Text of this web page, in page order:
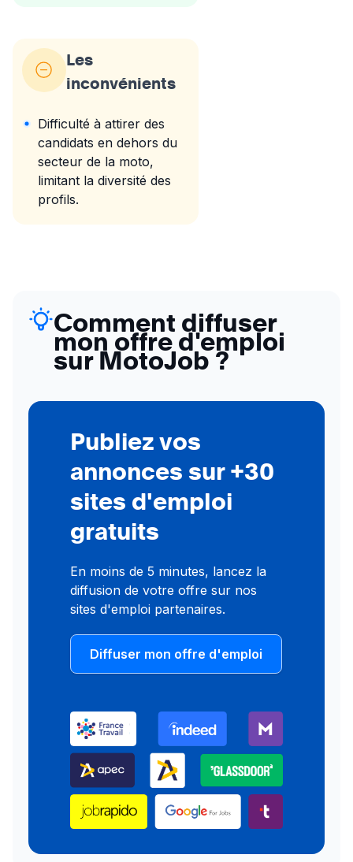
Les
inconvénients
Difficulté à attirer des
candidats en dehors du
secteur de la moto,
limitant la diversité des
profils.
Comment diffuser
mon offre d'emploi
sur MotoJob ?
Publiez vos
annonces sur +30
sites d'emploi
gratuits
En moins de 5 minutes, lancez la
diffusion de votre offre sur nos
sites d'emploi partenaires.
Diffuser mon offre d'emploi